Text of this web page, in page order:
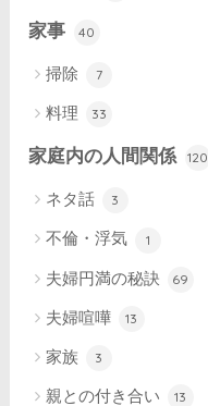
家事 40
掃除 7
料理 33
家庭内の人間関係 120
ネタ話 3
不倫・浮気 1
夫婦円満の秘訣 69
夫婦喧嘩 13
家族 3
親との付き合い 13